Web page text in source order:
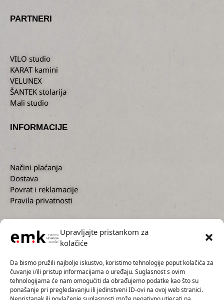
Upravljajte pristankom za
kolačiće
Da bismo pružili najbolje iskustvo, koristimo tehnologije poput kolačića za
čuvanje i/ili pristup informacijama o uređaju. Suglasnost s ovim
tehnologijama će nam omogućiti da obrađujemo podatke kao što su
ponašanje pri pregledavanju ili jedinstveni ID-ovi na ovoj web stranici.
PARTNERI
VILO studio
KARAT kamini
VELUNEX
ŠANTEK stolarija
Mali studio
INFORMACIJE
Načini plaćanja
Dostava
Povrat i reklamacije
Pravila privatnosti
KORISNIČKA PODRŠKA